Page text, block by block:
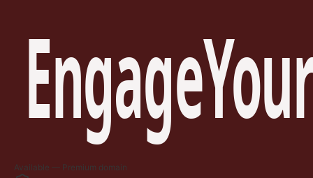
Available — Premium domain